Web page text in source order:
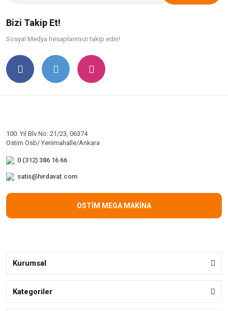
Bizi Takip Et!
Sosyal Medya hesaplarımızı takip edin!
100. Yıl Blv No: 21/23, 06374
Ostim Osb/ Yenimahalle/Ankara
0 (312) 386 16 66
satis@hirdavat.com
OSTİM MEGA MAKİNA
Kurumsal
Kategoriler